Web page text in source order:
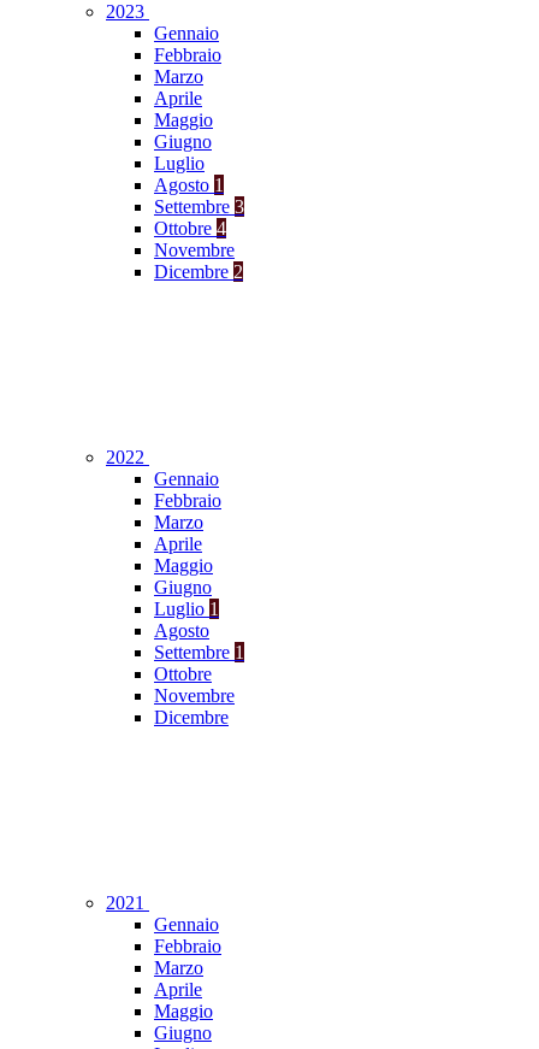
2023
Gennaio
Febbraio
Marzo
Aprile
Maggio
Giugno
Luglio
Agosto 1
Settembre 3
Ottobre 4
Novembre
Dicembre 2
2022
Gennaio
Febbraio
Marzo
Aprile
Maggio
Giugno
Luglio 1
Agosto
Settembre 1
Ottobre
Novembre
Dicembre
2021
Gennaio
Febbraio
Marzo
Aprile
Maggio
Giugno